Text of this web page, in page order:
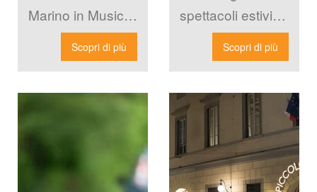
Marino in Musica
propone concerti
gratuiti nella sua
Alessi […]
Scopri di più
pettacoli estivi al
Lido di Milano
con l’evento: Lido
Scopri di più